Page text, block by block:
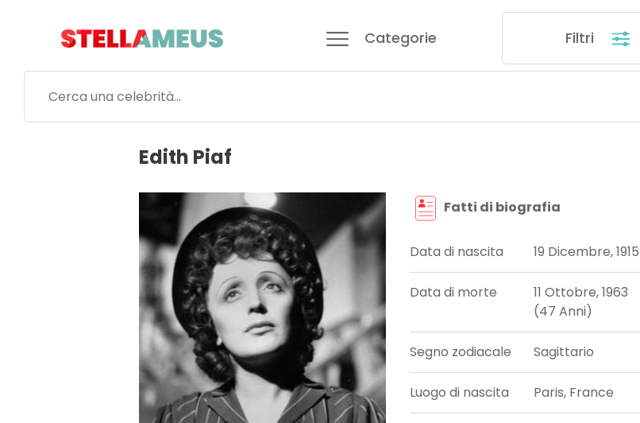
Categorie Filtri
Edith Piaf
Fatti di biografia
Data di nascita 19 Dicembre, 1915
Data di morte
11 Ottobre, 1963
(47 Anni)
Segno zodiacale Sagittario
Luogo di nascita Paris, France